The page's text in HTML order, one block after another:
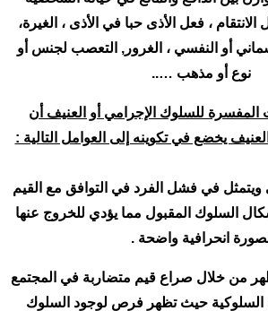
الانتقام ، فعل الأذى حبا في الأذى ، الغيرة،
أو النفسي ، الغرور, التعصب لجنس أو
نوع أو مذهب …..
المفسرة للسلوك الإجرامي أو العنيف أن
يخضع في تكوينه إلى العوامل التالية :
ويتمثل في فشل الفرد في التوافق مع القيم
السلوك المقبول مما يؤدي للخروج عنها
انحرافية واضحة .
من خلال صراع قيم متضاربة في المجتمع
حيث تظهر فرص لوجود السلوك